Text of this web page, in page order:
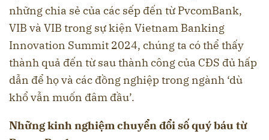
những chia sẻ của các sếp đến từ PvcomBank,
VIB và VIB trong sự kiện Vietnam Banking
Innovation Summit 2024, chúng ta có thể thấy
thành quả đến từ sau thành công của CĐS đủ hấp
dẫn để họ và các đồng nghiệp trong ngành ‘dù
khổ vẫn muốn đâm đầu’.
Những kinh nghiệm chuyển đổi số quý báu từ